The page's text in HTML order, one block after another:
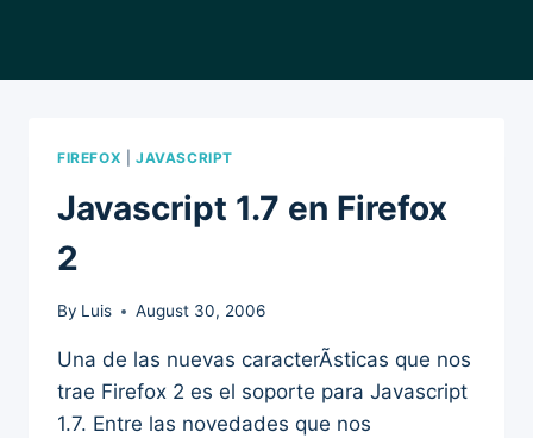
FIREFOX JAVASCRIPT
Javascript 1.7 en Firefox
2
By Luis August 30, 2006
Una de las nuevas caracterÃ­sticas que nos
trae Firefox 2 es el soporte para Javascript
1.7. Entre las novedades que nos